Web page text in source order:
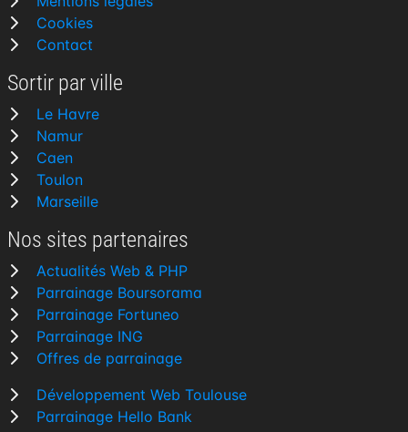
Cookies
Contact
Sortir par ville
Le Havre
Namur
Caen
Toulon
Marseille
Nos sites partenaires
Actualités Web & PHP
Parrainage Boursorama
Parrainage Fortuneo
Parrainage ING
Offres de parrainage
Développement Web Toulouse
Parrainage Hello Bank